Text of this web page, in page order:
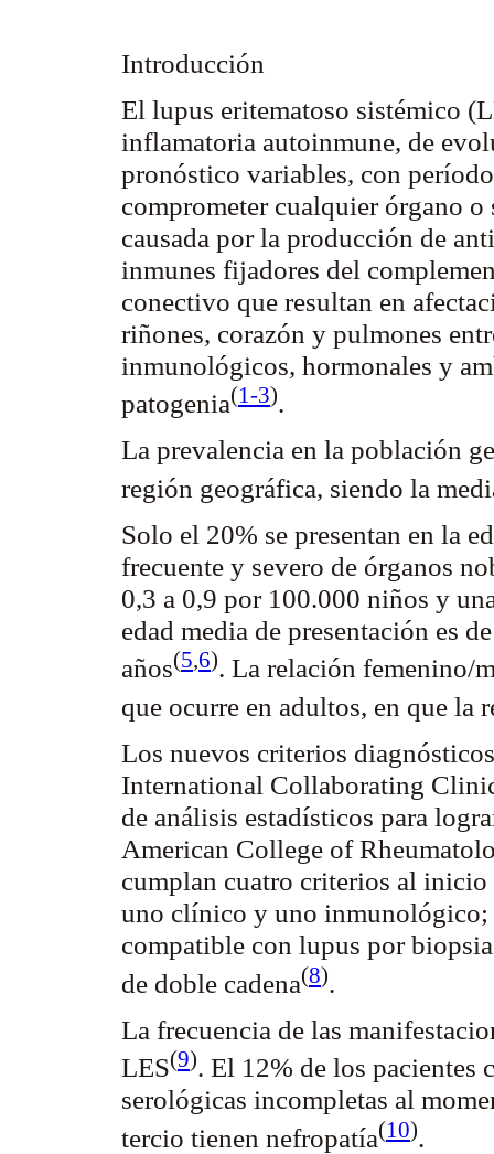
Introducción
El lupus eritematoso sistémico
inflamatoria autoinmune, de
pronóstico variables, con
comprometer cualquier órgano o
causada por la producción de
inmunes fijadores del
conectivo que resultan en
riñones, corazón y pulmones
inmunológicos, hormonales y
patogenia(1-3).
La prevalencia en la población
región geográfica, siendo la
Solo el 20% se presentan en la
frecuente y severo de órganos
0,3 a 0,9 por 100.000 niños y
edad media de presentación es
años(5,6). La relación femenino/
que ocurre en adultos, en que la
Los nuevos criterios
International Collaborating
de análisis estadísticos para
American College of
cumplan cuatro criterios al
uno clínico y uno inmunológico;
compatible con lupus por
de doble cadena(8).
La frecuencia de las
LES(9). El 12% de los pacientes
serológicas incompletas al
tercio tienen nefropatía(10).